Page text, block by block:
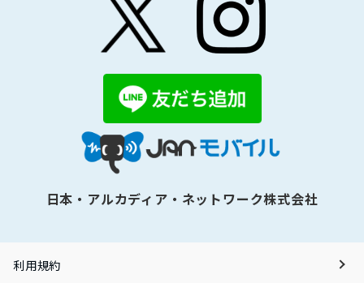
日本・アルカディア・ネットワーク株式会社
利用規約